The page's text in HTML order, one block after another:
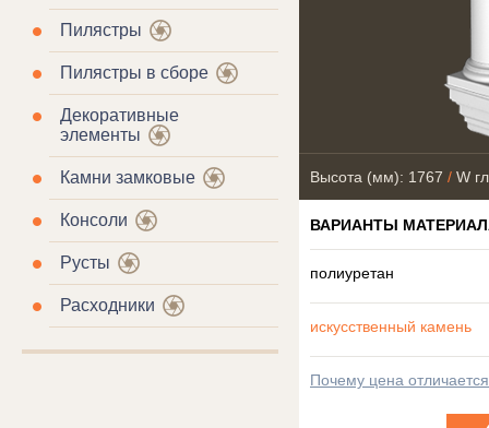
Пилястры
Пилястры в сборе
Декоративные
элементы
Камни замковые
Консоли
Русты
Расходники
Высота (мм): 1767 / W
ВАРИАНТЫ
полиуретан
искусственный камень
Почему цена